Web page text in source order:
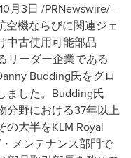
月3日 /PRNewswire/ --
空機ならびに関連ジェ
中古使用可能部品
リーダー企業である
Budding氏をグロ
ました。Budding氏
分野における37年以上
大半をKLM Royal
メンテナンス部門で